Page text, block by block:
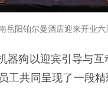
岳阳铂尔曼酒店迎来开业六
器狗以迎宾引导与
工共同呈现了一段